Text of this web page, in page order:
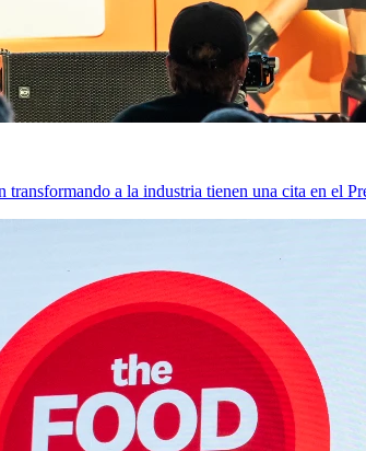
transformando a la industria tienen una cita en